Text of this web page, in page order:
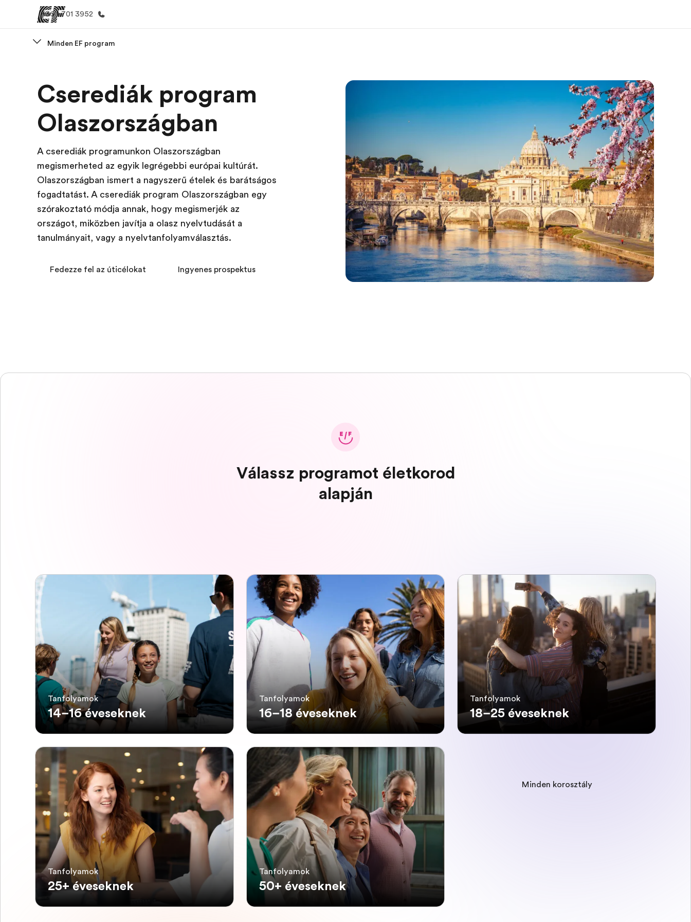
+36 1 701 3952
Üdvözlünk az EF-nél
Az összes EF program
megtekintése
EF iroda a közeledben Dolgozz velünk!
Minden EF program
Cserediák program
Olaszországban
A cserediák programunkon Olaszországban
megismerheted az egyik legrégebbi európai kultúrát.
Olaszországban ismert a nagyszerű ételek és barátságos
fogadtatást. A cserediák program Olaszországban egy
szórakoztató módja annak, hogy megismerjék az
országot, miközben javítja a olasz nyelvtudását a
tanulmányait, vagy a nyelvtanfolyamválasztás.
Fedezze fel az úticélokat Ingyenes prospektus
Válassz programot életkorod
alapján
Tanfolyamok
14–16 éveseknek
Tanfolyamok
16–18 éveseknek
Tanfolyamok
18–25 éveseknek
Tanfolyamok
25+ éveseknek
Tanfolyamok
50+ éveseknek
Minden korosztály